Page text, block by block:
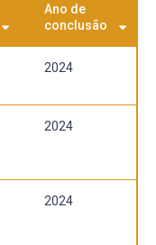
Ano de
conclusão
2024
2024
2024